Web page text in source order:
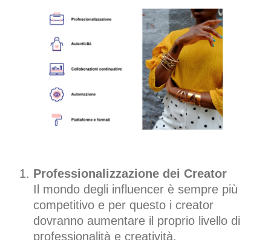
Professionalizzazione dei Creator
Il mondo degli influencer è sempre più
competitivo e per questo i creator
dovranno aumentare il proprio livello di
professionalità e creatività.